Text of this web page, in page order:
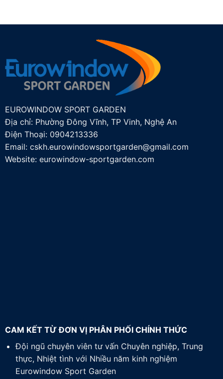
EUROWINDOW SPORT GARDEN
Địa chỉ: Phường Đông Vĩnh, TP Vinh, Nghệ An
Điện Thoại: 0904213336
Email: cskh.eurowindowsportgarden@gmail.com
Website: eurowindow-sportgarden.com
CAM KẾT TỪ ĐƠN VỊ PHÂN PHỐI CHÍNH THỨC
Đội ngũ chuyên viên tư vấn Chuyên nghiệp, Trung
thực, Nhiệt tình với Nhiều năm kinh nghiệm
Eurowindow Sport Garden